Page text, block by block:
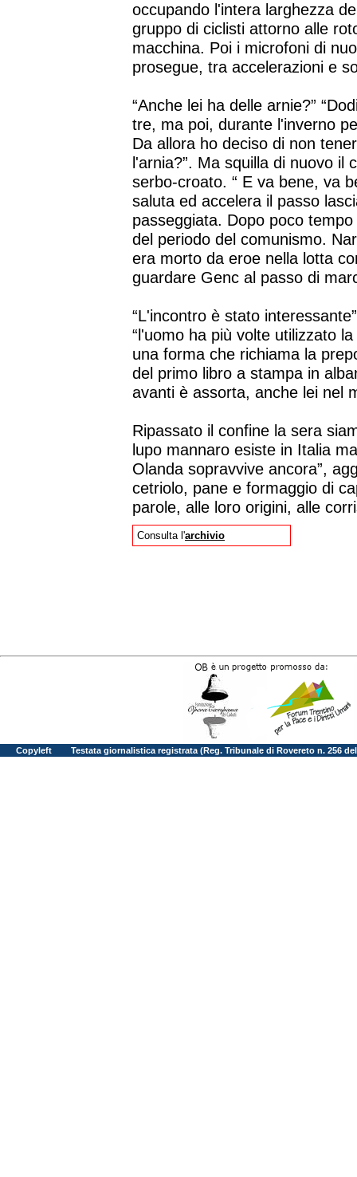
occupando l'intera larghezza
gruppo di ciclisti attorno alle
macchina. Poi i microfoni di
prosegue, tra accelerazioni e
“Anche lei ha delle arnie?”
tre, ma poi, durante l'inverno
Da allora ho deciso di non
l'arnia?”. Ma squilla di nuovo il
serbo-croato. “ E va bene, va
saluta ed accelera il passo
passeggiata. Dopo poco
del periodo del comunismo.
era morto da eroe nella lotta
guardare Genc al passo di
“L'incontro è stato
“l'uomo ha più volte utilizzato
una forma che richiama la
del primo libro a stampa in
avanti è assorta, anche lei nel
Ripassato il confine la sera
lupo mannaro esiste in Italia
Olanda sopravvive ancora”,
cetriolo, pane e formaggio di
parole, alle loro origini, alle
Consulta l'archivio
Copyleft Testata giornalistica registrata (Reg. Tribunale di Rovereto n. 256